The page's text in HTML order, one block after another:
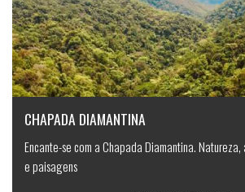
CHAPADA DIAMANTINA
Encante-se com a Chapada Diamantina.
e paisagens